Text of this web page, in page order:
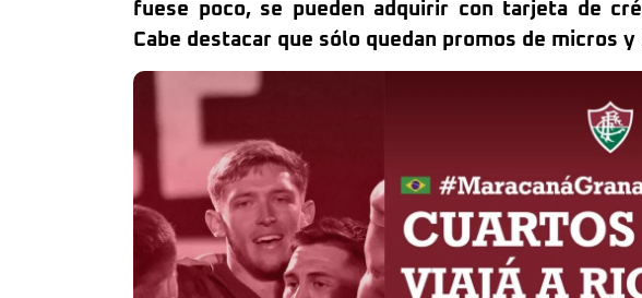
fuese poco, se pueden adquirir con tarjeta de
Cabe destacar que sólo quedan promos de micros